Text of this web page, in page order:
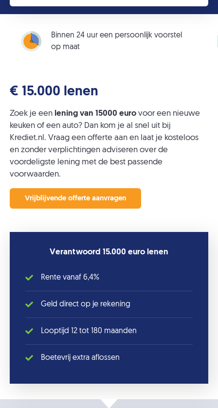
Binnen 24 uur een persoonlijk voorstel
op maat
€ 15.000 lenen
Zoek je een lening van 15000 euro voor een nieuwe
keuken of een auto? Dan kom je al snel uit bij
Krediet.nl. Vraag een offerte aan en laat je kosteloos
en zonder verplichtingen adviseren over de
voordeligste lening met de best passende
voorwaarden.
Vrijblijvende offerte aanvragen
Verantwoord 15.000 euro lenen
Rente vanaf 6,4%
Geld direct op je rekening
Looptijd 12 tot 180 maanden
Boetevrij extra aflossen